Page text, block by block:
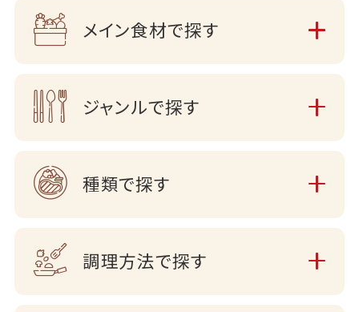
メイン食材で探す
ジャンルで探す
種類で探す
調理方法で探す